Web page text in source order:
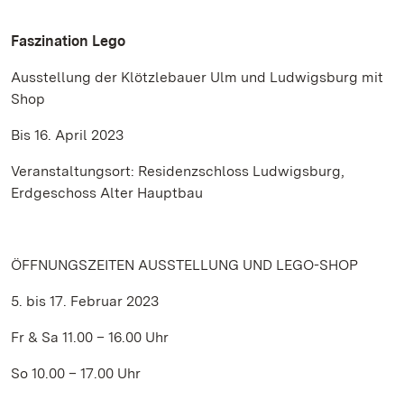
Faszination Lego
Ausstellung der Klötzlebauer Ulm und Ludwigsburg mit
Shop
Bis 16. April 2023
Veranstaltungsort: Residenzschloss Ludwigsburg,
Erdgeschoss Alter Hauptbau
ÖFFNUNGSZEITEN AUSSTELLUNG UND LEGO-SHOP
5. bis 17. Februar 2023
Fr & Sa 11.00 – 16.00 Uhr
So 10.00 – 17.00 Uhr